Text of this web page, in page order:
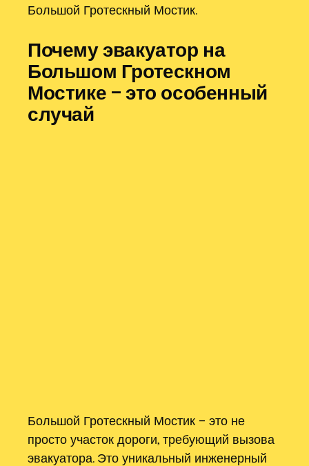
Большой Гротескный Мостик.
Почему эвакуатор на
Большом Гротескном
Мостике – это особенный
случай
Большой Гротескный Мостик – это не
просто участок дороги, требующий вызова
эвакуатора. Это уникальный инженерный